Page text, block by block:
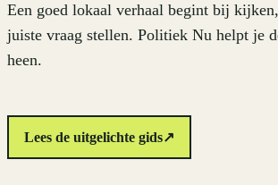
Een goed lokaal verhaal begint bij
juiste vraag stellen. Politiek Nu helpt je
heen.
Lees de uitgelichte gids↗